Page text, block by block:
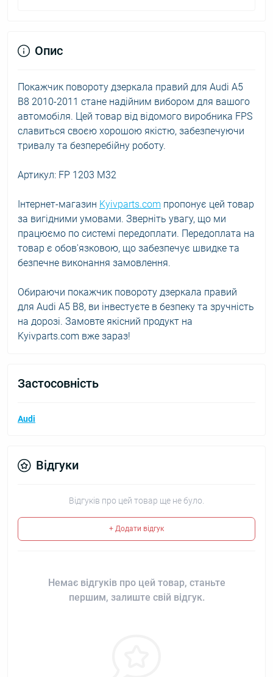
Опис
Покажчик повороту дзеркала правий для Audi A5
B8 2010-2011 стане надійним вибором для вашого
автомобіля. Цей товар від відомого виробника FPS
славиться своєю хорошою якістю, забезпечуючи
тривалу та безперебійну роботу.
Артикул: FP 1203 M32
Інтернет-магазин Kyivparts.com пропонує цей товар
за вигідними умовами. Зверніть увагу, що ми
працюємо по системі передоплати. Передоплата на
товар є обов'язковою, що забезпечує швидке та
безпечне виконання замовлення.
Обираючи покажчик повороту дзеркала правий
для Audi A5 B8, ви інвестуєте в безпеку та зручність
на дорозі. Замовте якісний продукт на
Kyivparts.com вже зараз!
Застосовність
Audi
Відгуки
Відгуків про цей товар ще не було.
+ Додати відгук
Немає відгуків про цей товар, станьте
першим, залиште свій відгук.